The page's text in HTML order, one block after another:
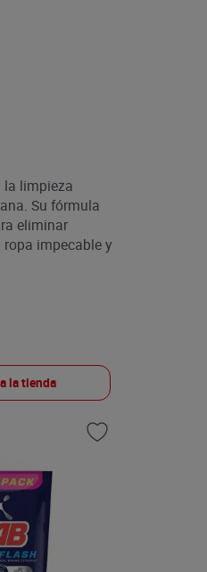
la limpieza
Su fórmula
eliminar
impecable y
la tienda